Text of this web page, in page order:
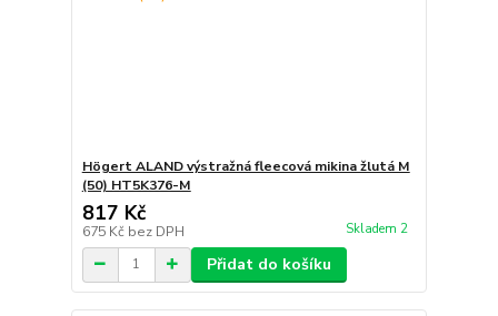
Högert ALAND výstražná fleecová mikina žlutá M
(50) HT5K376-M
817 Kč
675 Kč bez DPH Skladem 2
Přidat do košíku